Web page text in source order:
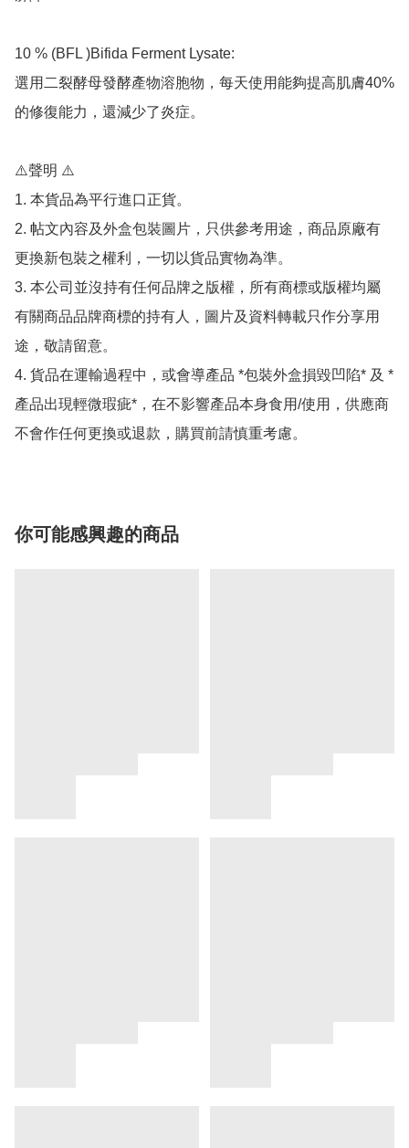
10 % (BFL )Bifida Ferment Lysate:
選用二裂酵母發酵產物溶胞物，每天使用能夠提高肌膚40%
的修復能力，還減少了炎症。
⚠️聲明 ⚠️
1. 本貨品為平行進口正貨。
2. 帖文內容及外盒包裝圖片，只供參考用途，商品原廠有
更換新包裝之權利，一切以貨品實物為準。
3. 本公司並沒持有任何品牌之版權，所有商標或版權均屬
有關商品品牌商標的持有人，圖片及資料轉載只作分享用
途，敬請留意。
4. 貨品在運輸過程中，或會導產品 *包裝外盒損毀凹陷* 及 *
產品出現輕微瑕疵*，在不影響產品本身食用/使用，供應商
不會作任何更換或退款，購買前請慎重考慮。
你可能感興趣的商品